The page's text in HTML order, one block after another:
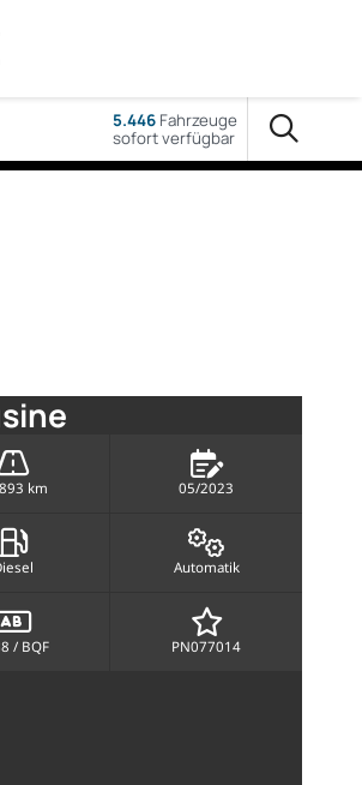
5.446Fahrzeuge
sofort verfügbar
km 05/2023
Automatik
/ BQF PN077014